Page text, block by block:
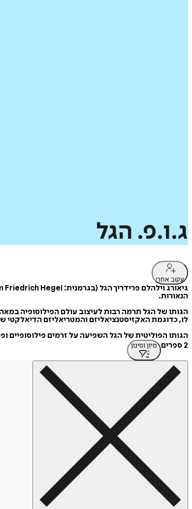
ג.ו.פ. הגל
עקוב אחרי
הנאורות.
לו, כדוגמת האקזיסטנציאליזם והמטריאליזם הדיאלקטי
הגותו הפוליטית של הגל השפיעה על זרמים פילוסופיים
2 ספרים
מיון וסינון